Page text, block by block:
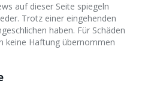
auf dieser Seite spiegeln
Trotz einer eingehenden
haben. Für Schäden
keine Haftung übernommen